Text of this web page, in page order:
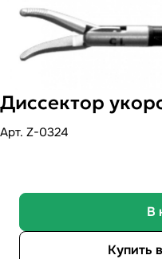
Диссектор
Арт. Z-0324
В
Купить